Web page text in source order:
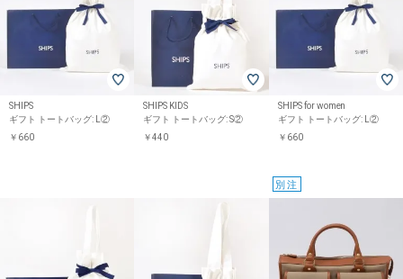
SHIPS
ギフト トートバッグ: L②
￥660
SHIPS KIDS
ギフト トートバッグ: S②
￥440
SHIPS for women
ギフト トートバッグ: L②
￥660
別注